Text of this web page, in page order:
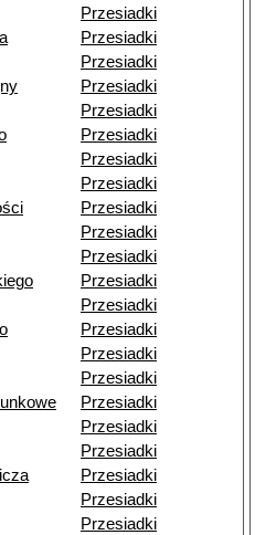
Przesiadki
Przesiadki
Przesiadki
Przesiadki
Przesiadki
Przesiadki
Przesiadki
Przesiadki
Przesiadki
Przesiadki
Przesiadki
Przesiadki
Przesiadki
Przesiadki
Przesiadki
Przesiadki
Przesiadki
Przesiadki
Przesiadki
Przesiadki
Przesiadki
Przesiadki